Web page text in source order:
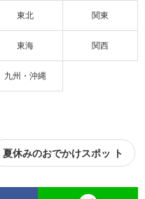
東北 関東
東海 関西
九州・沖縄
夏休みのおでかけスポッ ト